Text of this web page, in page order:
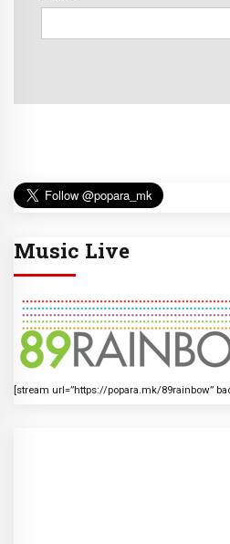
Music Live
[stream url=”https://popara.mk/89rainbow”